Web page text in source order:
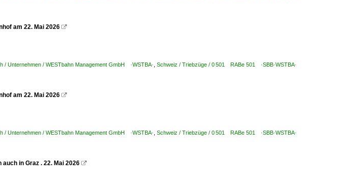
am 22. Mai 2026 
/ Unternehmen / WESTbahn Management GmbH ·WSTBA· Schweiz / Triebzüge / 0 501 RABe 501 ·SBB·WSTBA·
am 22. Mai 2026 
/ Unternehmen / WESTbahn Management GmbH ·WSTBA· Schweiz / Triebzüge / 0 501 RABe 501 ·SBB·WSTBA·
in Graz . 22. Mai 2026 